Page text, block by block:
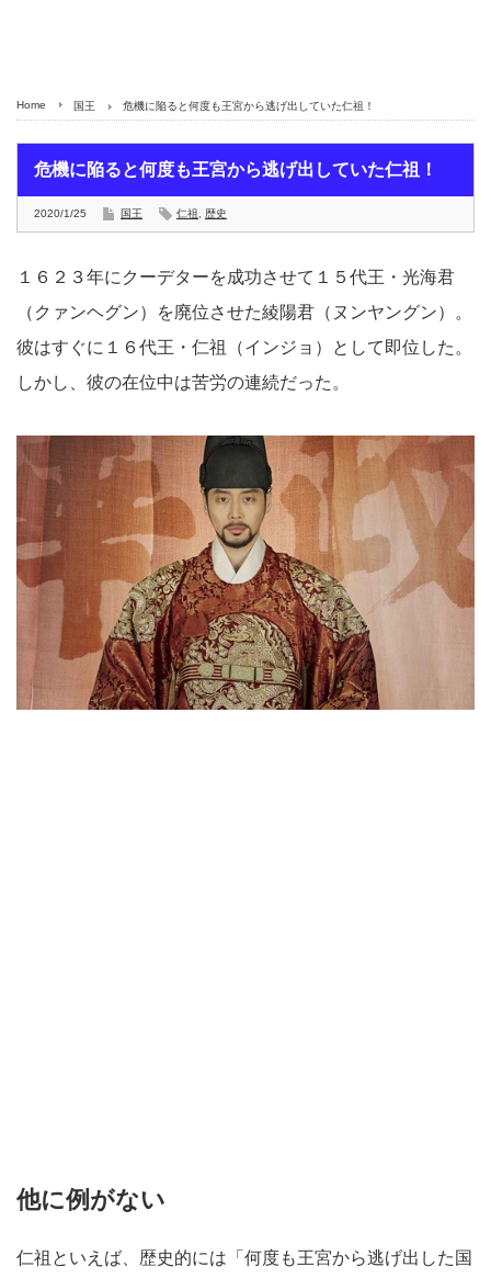
Home 国王 危機に陥ると何度も王宮から逃げ出していた仁祖！
危機に陥ると何度も王宮から逃げ出していた仁祖！
2020/1/25 国王 仁祖 歴史
１６２３年にクーデターを成功させて１５代王・光海君
（クァンヘグン）を廃位させた綾陽君（ヌンヤングン）。
彼はすぐに１６代王・仁祖（インジョ）として即位した。
しかし、彼の在位中は苦労の連続だった。
他に例がない
仁祖といえば、歴史的には「何度も王宮から逃げ出した国